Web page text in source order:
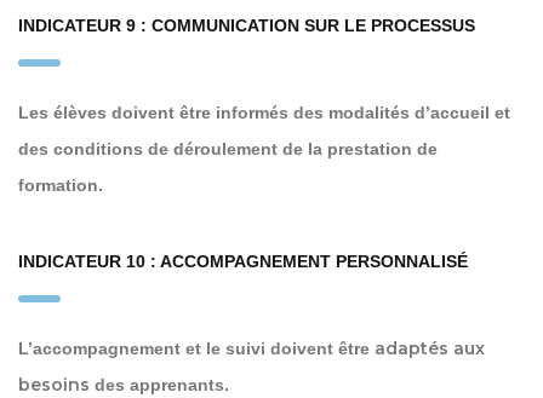
INDICATEUR 9 : COMMUNICATION SUR LE PROCESSUS
Les élèves doivent être informés des modalités d’accueil et
des conditions de déroulement de la prestation de
formation.
INDICATEUR 10 : ACCOMPAGNEMENT PERSONNALISÉ
L’accompagnement et le suivi doivent être adaptés aux
besoins des apprenants.